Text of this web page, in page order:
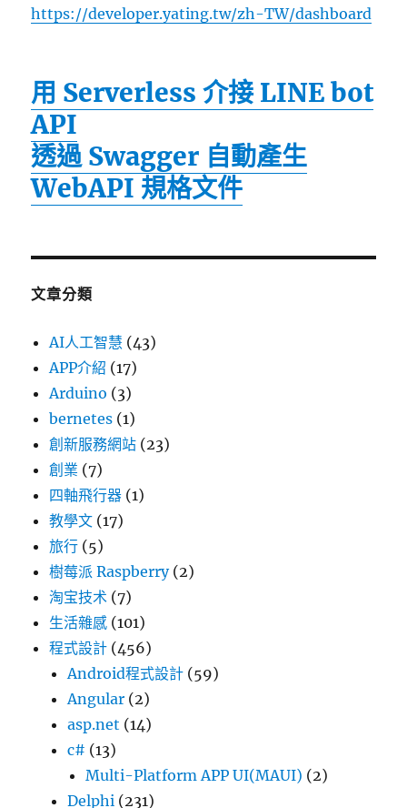
https://developer.yating.tw/zh-TW/dashboard
用 Serverless 介接 LINE bot
API
透過 Swagger 自動產生
WebAPI 規格文件
文章分類
AI人工智慧 (43)
APP介紹 (17)
Arduino (3)
bernetes (1)
創新服務網站 (23)
創業 (7)
四軸飛行器 (1)
教學文 (17)
旅行 (5)
樹莓派 Raspberry(2)
淘宝技术 (7)
生活雜感 (101)
程式設計 (456)
Android程式設計 (59)
Angular (2)
asp.net (14)
c# (13)
Multi-Platform APP UI(MAUI) (2)
Delphi (231)